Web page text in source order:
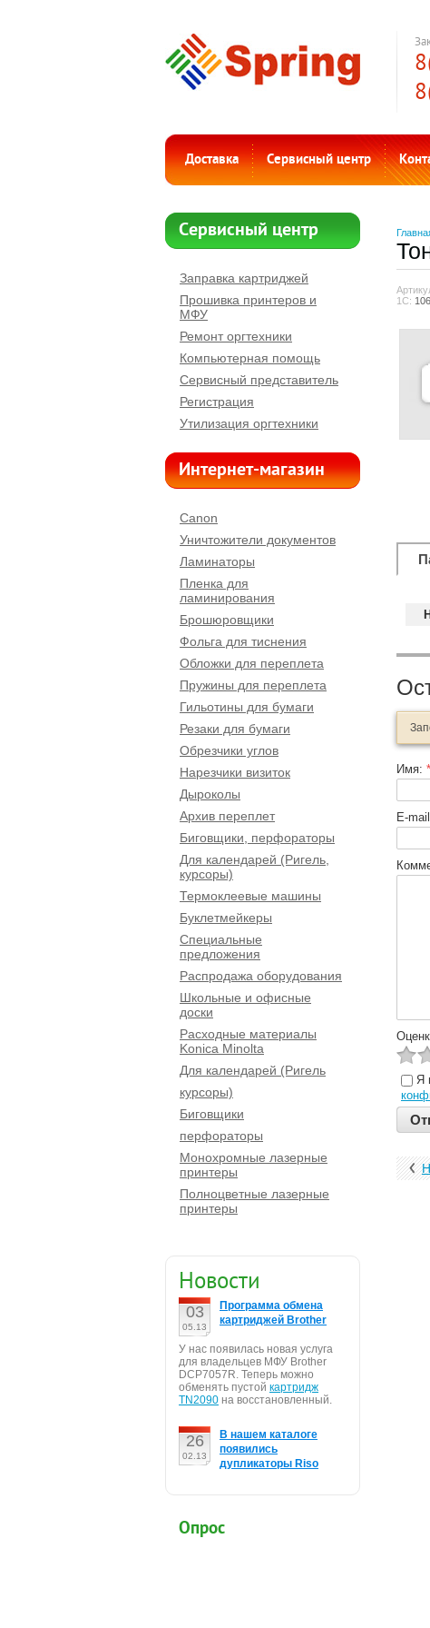
Доставка Сервисный центр
1С:
Имя: *
E-
Я
Сервисный центр
Заправка картриджей
Прошивка принтеров и
МФУ
Ремонт оргтехники
Компьютерная помощь
Сервисный представитель
Регистрация
Утилизация оргтехники
Интернет-магазин
Canon
Уничтожители документов
Ламинаторы
Пленка для
ламинирования
Брошюровщики
Фольга для тиснения
Обложки для переплета
Пружины для переплета
Гильотины для бумаги
Резаки для бумаги
Обрезчики углов
Нарезчики визиток
Дыроколы
Архив переплет
Биговщики, перфораторы
Для календарей (Ригель,
курсоры)
Термоклеевые машины
Буклетмейкеры
Специальные
предложения
Распродажа оборудования
Школьные и офисные
доски
Расходные материалы
Konica Minolta
Для календарей (Ригель
курсоры)
Биговщики
перфораторы
Монохромные лазерные
принтеры
Полноцветные лазерные
принтеры
Новости
03
05.13
Программа обмена
картриджей Brother
У нас появилась новая услуга
для владельцев МФУ Brother
DCP7057R. Теперь можно
обменять пустой картридж
TN2090 на восстановленный.
26
02.13
В нашем каталоге
появились
дупликаторы Riso
Опрос